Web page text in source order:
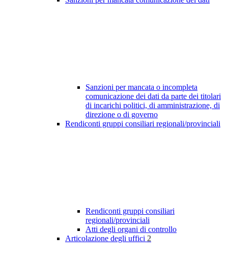
Sanzioni per mancata o incompleta
comunicazione dei dati da parte dei titolari
di incarichi politici, di amministrazione, di
direzione o di governo
Rendiconti gruppi consiliari regionali/provinciali
Rendiconti gruppi consiliari
regionali/provinciali
Atti degli organi di controllo
Articolazione degli uffici 2